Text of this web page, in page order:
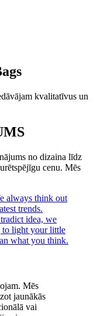
kvalitatīvus un
no dizaina līdz
cenu. Mēs
Mēs
jaunākās
vai